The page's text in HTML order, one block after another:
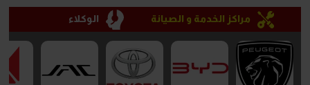
مراكز الخدمة و الصيانة الوكلاء